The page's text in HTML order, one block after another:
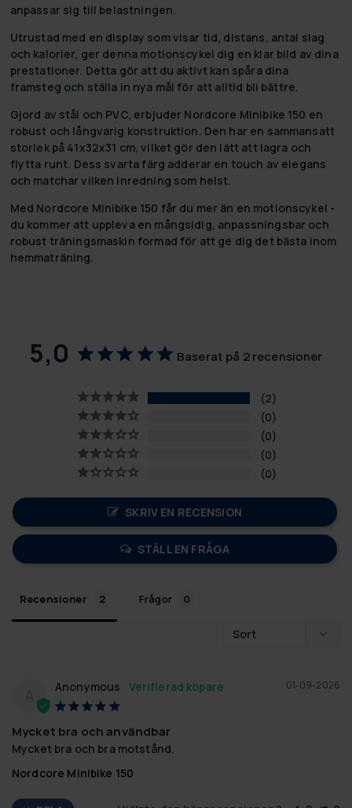
anpassar sig till belastningen.
Utrustad med en display som visar tid, distans, antal slag
och kalorier, ger denna motionscykel dig en klar bild av dina
prestationer. Detta gör att du aktivt kan spåra dina
framsteg och ställa in nya mål för att alltid bli bättre.
Gjord av stål och PVC, erbjuder Nordcore Minibike 150 en
robust och långvarig konstruktion. Den har en sammansatt
storlek på 41x32x31 cm, vilket gör den lätt att lagra och
flytta runt. Dess svarta färg adderar en touch av elegans
och matchar vilken inredning som helst.
Med Nordcore Minibike 150 får du mer än en motionscykel -
du kommer att uppleva en mångsidig, anpassningsbar och
robust träningsmaskin formad för att ge dig det bästa inom
hemmaträning.
5,0 Baserat på 2 recensioner
2
0
0
0
0
SKRIV EN RECENSION
STÄLL EN FRÅGA
Recensioner Frågor
01-09-2026
Anonymous
Mycket bra och användbar
Mycket bra och bra motstånd.
Nordcore Minibike 150